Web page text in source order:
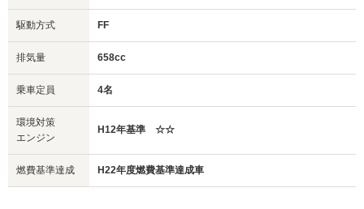
駆動方式 FF
排気量 658cc
乗車定員 4名
環境対策
エンジン
H12年基準 ☆☆
燃費基準達成 H22年度燃費基準達成車